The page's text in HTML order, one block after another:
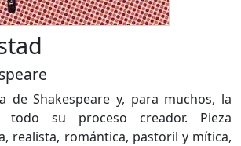
de Shakespeare y, para muchos, la
todo su proceso creador. Pieza
realista, romántica, pastoril y mítica,